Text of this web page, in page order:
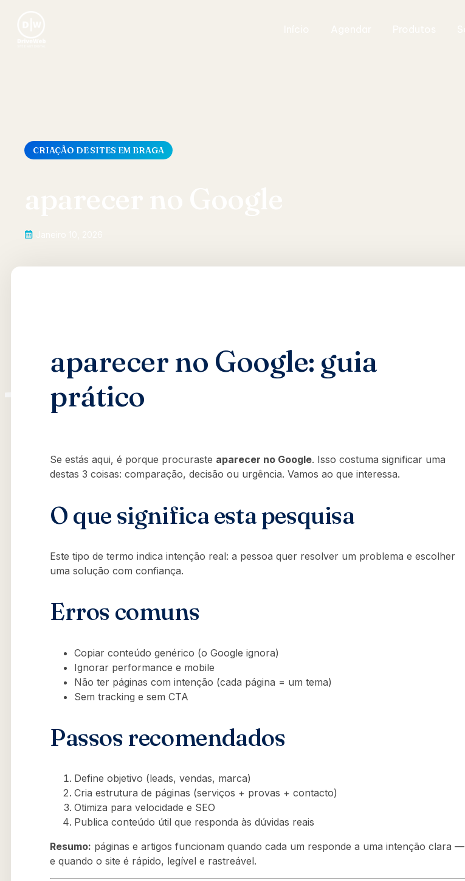
CRIAÇÃO DE SITES EM BRAGA
aparecer no Google: guia
prático
Se estás aqui, é porque procuraste aparecer no Google. Isso costuma significar uma
destas 3 coisas: comparação, decisão ou urgência. Vamos ao que interessa.
O que significa esta pesquisa
Este tipo de termo indica intenção real: a pessoa quer resolver um problema e escolher
uma solução com confiança.
Erros comuns
Copiar conteúdo genérico (o Google ignora)
Ignorar performance e mobile
Não ter páginas com intenção (cada página = um tema)
Sem tracking e sem CTA
Passos recomendados
Define objetivo (leads, vendas, marca)
Cria estrutura de páginas (serviços + provas + contacto)
Otimiza para velocidade e SEO
Publica conteúdo útil que responda às dúvidas reais
Resumo: páginas e artigos funcionam quando cada um responde a uma intenção clara —
e quando o site é rápido, legível e rastreável.